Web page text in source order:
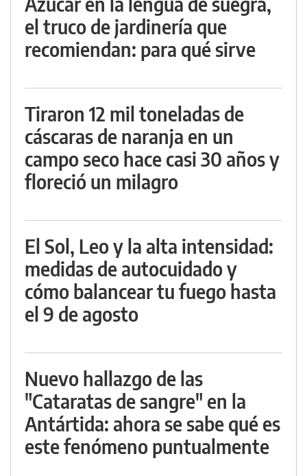
el truco de jardinería que
recomiendan: para qué sirve
Tiraron 12 mil toneladas de
cáscaras de naranja en un
campo seco hace casi 30 años y
floreció un milagro
El Sol, Leo y la alta intensidad:
medidas de autocuidado y
cómo balancear tu fuego hasta
el 9 de agosto
Nuevo hallazgo de las
"Cataratas de sangre" en la
Antártida: ahora se sabe qué es
este fenómeno puntualmente